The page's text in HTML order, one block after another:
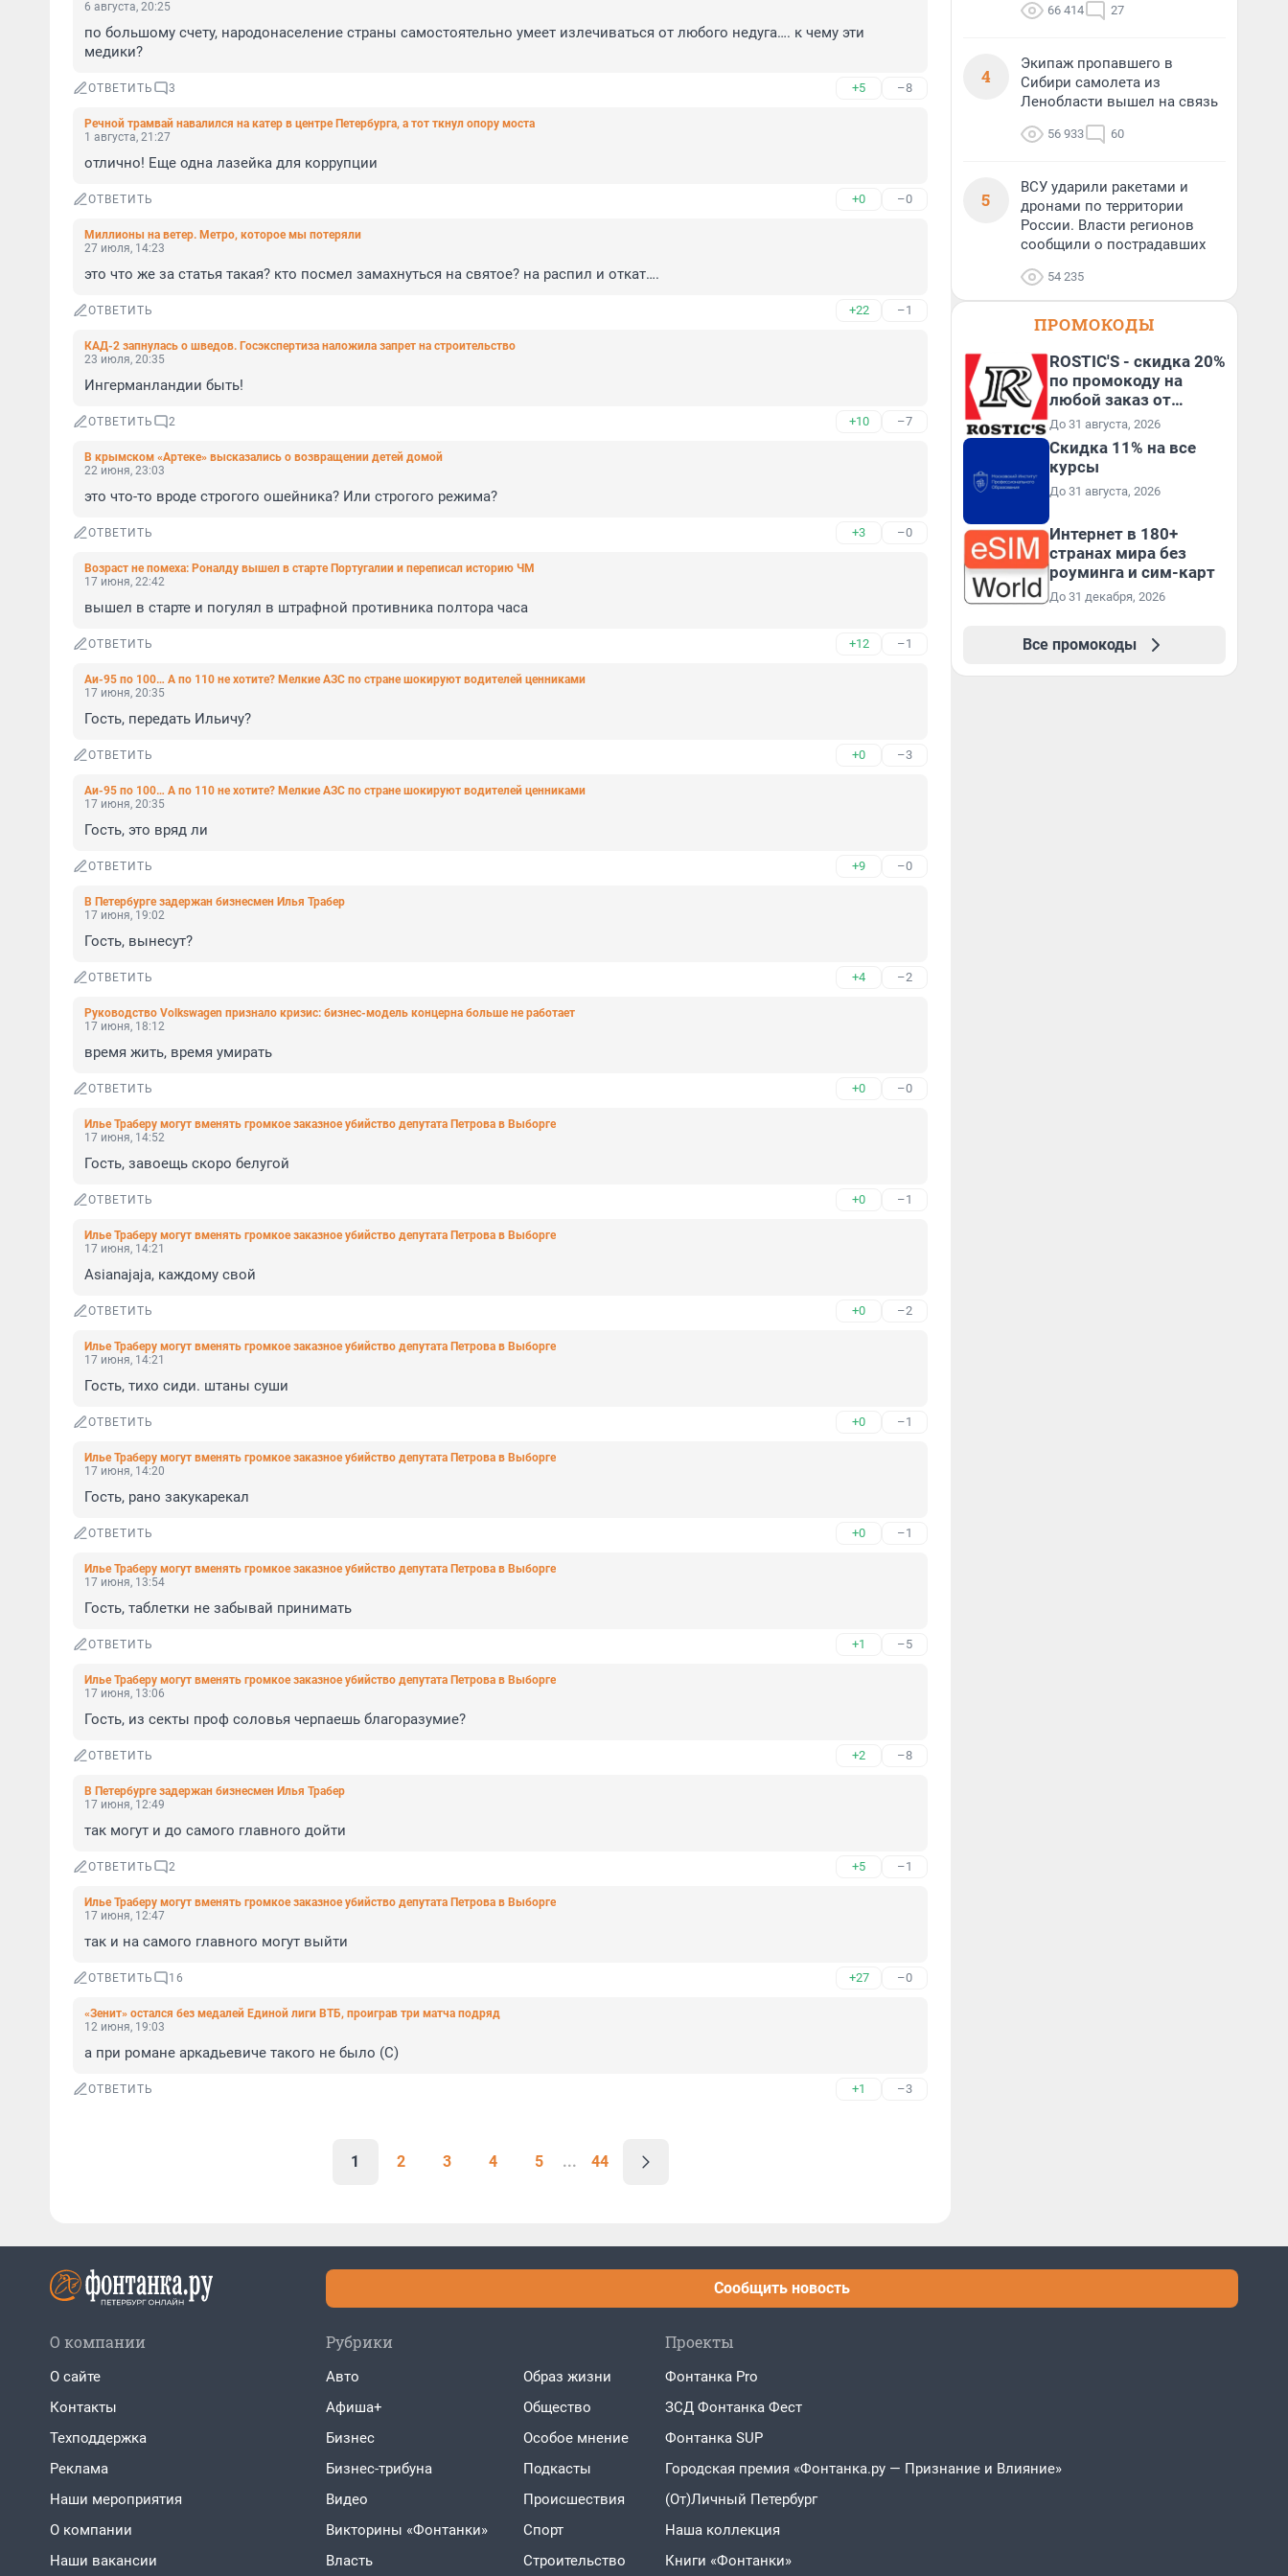
6 августа, 20:25
по большому счету, народонаселение страны самостоятельно умеет излечиваться от любого недуга…. к чему эти
медики?
ОТВЕТИТЬ 3 +5 –8
Речной трамвай навалился на катер в центре Петербурга, а тот ткнул опору моста
1 августа, 21:27
отлично! Еще одна лазейка для коррупции
ОТВЕТИТЬ +0 –0
Миллионы на ветер. Метро, которое мы потеряли
27 июля, 14:23
это что же за статья такая? кто посмел замахнуться на святое? на распил и откат….
ОТВЕТИТЬ +22 –1
КАД-2 запнулась о шведов. Госэкспертиза наложила запрет на строительство
23 июля, 20:35
Ингерманландии быть!
ОТВЕТИТЬ 2 +10 –7
В крымском «Артеке» высказались о возвращении детей домой
22 июня, 23:03
это что-то вроде строгого ошейника? Или строгого режима?
ОТВЕТИТЬ +3 –0
Возраст не помеха: Роналду вышел в старте Португалии и переписал историю ЧМ
17 июня, 22:42
вышел в старте и погулял в штрафной противника полтора часа
ОТВЕТИТЬ +12 –1
Аи-95 по 100… А по 110 не хотите? Мелкие АЗС по стране шокируют водителей ценниками
17 июня, 20:35
Гость, передать Ильичу?
ОТВЕТИТЬ +0 –3
Аи-95 по 100… А по 110 не хотите? Мелкие АЗС по стране шокируют водителей ценниками
17 июня, 20:35
Гость, это вряд ли
ОТВЕТИТЬ +9 –0
В Петербурге задержан бизнесмен Илья Трабер
17 июня, 19:02
Гость, вынесут?
ОТВЕТИТЬ +4 –2
Руководство Volkswagen признало кризис: бизнес-модель концерна больше не работает
17 июня, 18:12
время жить, время умирать
ОТВЕТИТЬ +0 –0
Илье Траберу могут вменять громкое заказное убийство депутата Петрова в Выборге
17 июня, 14:52
Гость, завоещь скоро белугой
ОТВЕТИТЬ +0 –1
Илье Траберу могут вменять громкое заказное убийство депутата Петрова в Выборге
17 июня, 14:21
Asianajaja, каждому свой
ОТВЕТИТЬ +0 –2
Илье Траберу могут вменять громкое заказное убийство депутата Петрова в Выборге
17 июня, 14:21
Гость, тихо сиди. штаны суши
ОТВЕТИТЬ +0 –1
Илье Траберу могут вменять громкое заказное убийство депутата Петрова в Выборге
17 июня, 14:20
Гость, рано закукарекал
ОТВЕТИТЬ +0 –1
Илье Траберу могут вменять громкое заказное убийство депутата Петрова в Выборге
17 июня, 13:54
Гость, таблетки не забывай принимать
ОТВЕТИТЬ +1 –5
Илье Траберу могут вменять громкое заказное убийство депутата Петрова в Выборге
17 июня, 13:06
Гость, из секты проф соловья черпаешь благоразумие?
ОТВЕТИТЬ +2 –8
В Петербурге задержан бизнесмен Илья Трабер
17 июня, 12:49
так могут и до самого главного дойти
ОТВЕТИТЬ 2 +5 –1
Илье Траберу могут вменять громкое заказное убийство депутата Петрова в Выборге
17 июня, 12:47
так и на самого главного могут выйти
ОТВЕТИТЬ 16 +27 –0
«Зенит» остался без медалей Единой лиги ВТБ, проиграв три матча подряд
12 июня, 19:03
а при романе аркадьевиче такого не было (С)
ОТВЕТИТЬ +1 –3
1 2 3 4 5 ... 44
66 414 27
4
Экипаж пропавшего в
Сибири самолета из
Ленобласти вышел на связь
56 933 60
5
ВСУ ударили ракетами и
дронами по территории
России. Власти регионов
сообщили о пострадавших
54 235
ПРОМОКОДЫ
ROSTIC'S - скидка 20%
по промокоду на
любой заказ от
3199₽!
До 31 августа, 2026
Скидка 11% на все
курсы
До 31 августа, 2026
Интернет в 180+
странах мира без
роуминга и сим-карт
До 31 декабря, 2026
Все промокоды
Сообщить новость
О компании
О сайте
Контакты
Техподдержка
Реклама
Наши мероприятия
О компании
Наши вакансии
Рубрики
Авто
Афиша+
Бизнес
Бизнес-трибуна
Видео
Викторины «Фонтанки»
Власть
Образ жизни
Общество
Особое мнение
Подкасты
Проиcшествия
Спорт
Строительство
Проекты
Фонтанка Pro
ЗСД Фонтанка Фест
Фонтанка SUP
Городская премия «Фонтанка.ру — Признание и Влияние»
(От)Личный Петербург
Наша коллекция
Книги «Фонтанки»